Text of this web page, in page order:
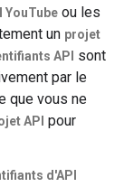
YouTube ou les
un projet
API
sont
par le
que vous ne
API pour
d'API